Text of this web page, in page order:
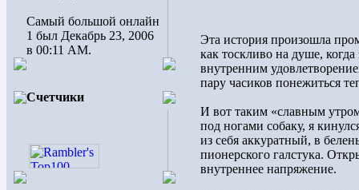
Самый большой онлайн
1 был Декабрь 23, 2006
в 00:11 AM.
Счетчики
Эта история произошла
как тоскливо на душе,
внутренним
пару часиков понежиться
И вот таким «славным
под ногами собаку, я
из себя аккуратный, в
пионерского галстука.
внутреннее напряжение.